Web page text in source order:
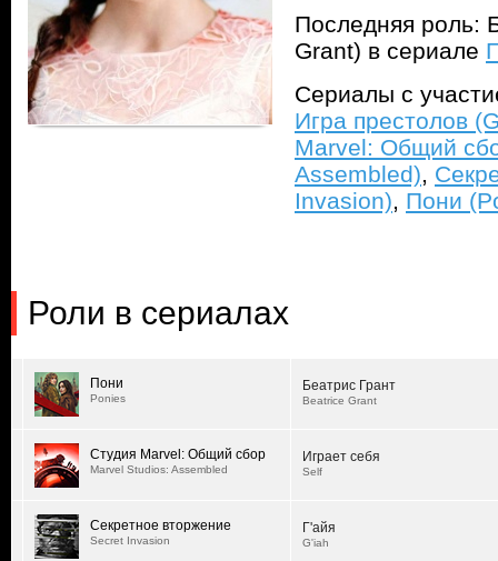
Последняя роль:
Grant) в сериале
Сериалы с
Игра престолов
Marvel: Общий
Assembled),
Invasion), Пони
Роли в сериалах
Пони
Ponies
Беатрис Грант
Beatrice Grant
Студия Marvel: Общий сбор
Marvel Studios: Assembled
Играет себя
Self
Секретное вторжение
Secret Invasion
Г'айя
G'iah